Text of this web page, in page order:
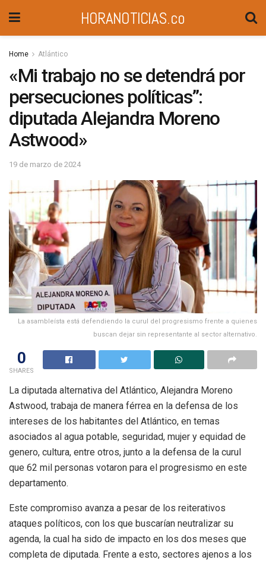
HORANOTICIAS.co
Home Atlántico
«Mi trabajo no se detendrá por
persecuciones políticas”:
diputada Alejandra Moreno
Astwood»
19 de marzo de 2024
La asambleísta está defendiendo la curul del progresismo frente a quienes
buscan dejar sin representante al sector alternativo.
0
SHARES
La diputada alternativa del Atlántico, Alejandra Moreno
Astwood, trabaja de manera férrea en la defensa de los
intereses de los habitantes del Atlántico, en temas
asociados al agua potable, seguridad, mujer y equidad de
genero, cultura, entre otros, junto a la defensa de la curul
que 62 mil personas votaron para el progresismo en este
departamento.
Este compromiso avanza a pesar de los reiterativos
ataques políticos, con los que buscarían neutralizar su
agenda, la cual ha sido de impacto en los dos meses que
completa de diputada. Frente a esto, sectores ajenos a los